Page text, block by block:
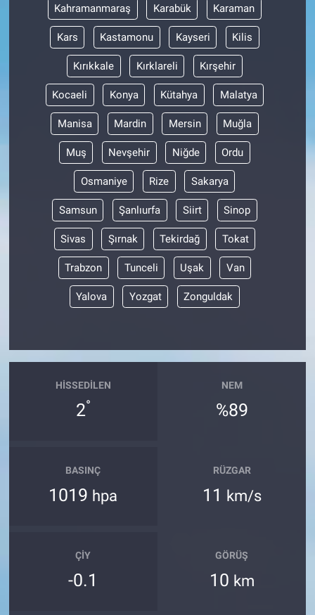
Kahramanmaraş Karabük Karaman
Kars Kastamonu Kayseri Kilis
Kırıkkale Kırklareli Kırşehir
Kocaeli Konya Kütahya Malatya
Manisa Mardin Mersin Muğla
Muş Nevşehir Niğde Ordu
Osmaniye Rize Sakarya
Samsun Şanlıurfa Siirt Sinop
Sivas Şırnak Tekirdağ Tokat
Trabzon Tunceli Uşak Van
Yalova Yozgat Zonguldak
HISSEDILEN
2°
NEM
%89
BASINÇ
1019 hpa
RÜZGAR
11 km/s
ÇIY
-0.1
GÖRÜŞ
10 km
Popüler
Programlar
Sağlık
Spor
Teknoloji
Türkiye'nin Geleceği
Türkiye'nin Gündemi
Yerel Gündem
Canlı Yayın